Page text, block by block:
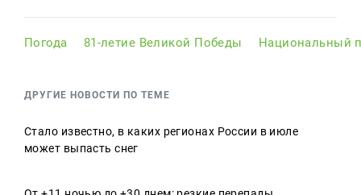
Погода 81-летие Великой Победы Национальный
ДРУГИЕ НОВОСТИ ПО ТЕМЕ
Стало известно, в каких регионах России в июле
может выпасть снег